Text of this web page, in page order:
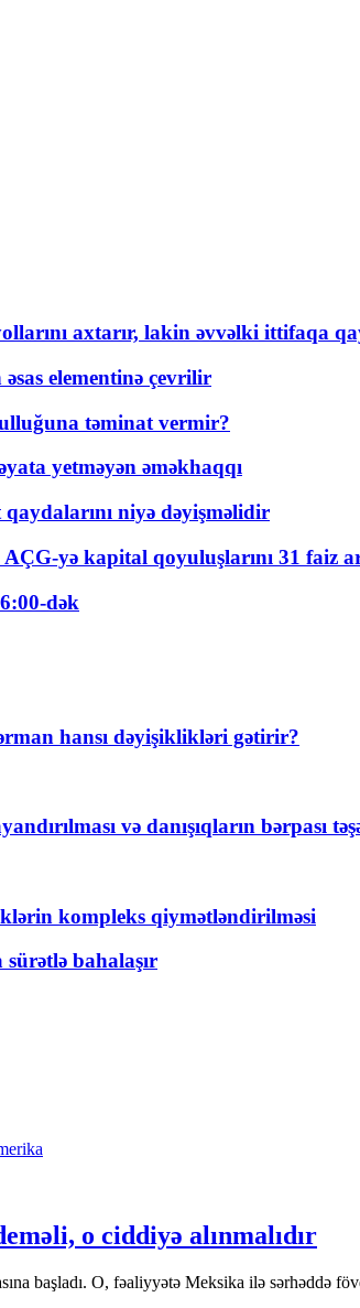
axtarır, lakin əvvəlki ittifaqa
elementinə çevrilir
təminat vermir?
yetməyən əməkhaqqı
niyə dəyişməlidir
yə kapital qoyuluşlarını 31 faiz
dək
hansı dəyişiklikləri gətirir?
və danışıqların bərpası
kompleks qiymətləndirilməsi
bahalaşır
o ciddiyə alınmalıdır
başladı. O, fəaliyyətə Meksika ilə sərhəddə